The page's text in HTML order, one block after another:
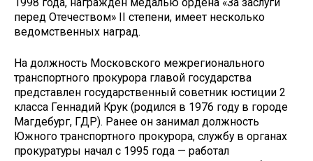
перед Отечеством» II степени, имеет несколько
ведомственных наград.
На должность Московского межрегионального
транспортного прокурора главой государства
представлен государственный советник юстиции 2
класса Геннадий Крук (родился в 1976 году в городе
Магдебург, ГДР). Ранее он занимал должность
Южного транспортного прокурора, службу в органах
прокуратуры начал с 1995 года — работал